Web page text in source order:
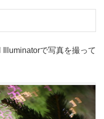
で写真を撮って